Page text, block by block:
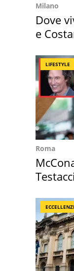
Milano
Dove
e
LIFESTYLE
Roma